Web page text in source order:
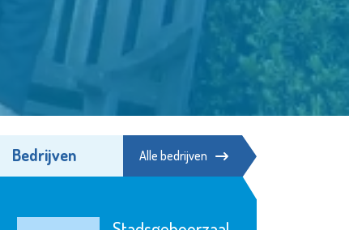
Bedrijven Alle bedrijven